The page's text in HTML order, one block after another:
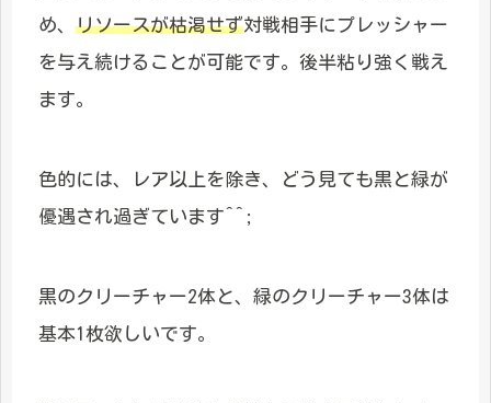
め、 リソースが枯渇せず対戦相手にプレッシャー
を与え続けることが可能です。後半粘り強く戦え
ます。
色的には、レア以上を除き、どう見ても黒と緑が
優遇され過ぎています^^;
黒のクリーチャー2体と、緑のクリーチャー3体は
基本1枚欲しいです。